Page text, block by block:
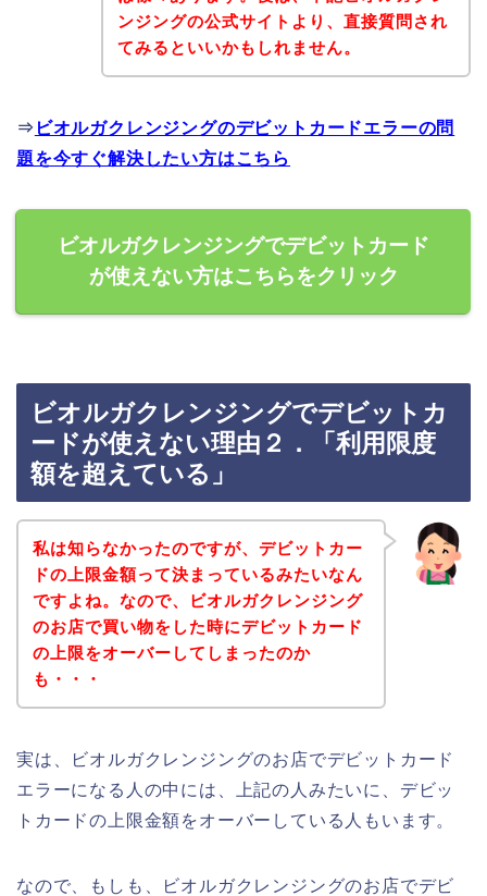
ンジングの公式サイトより、直接質問され
てみるといいかもしれません。
⇒ ビオルガクレンジングのデビットカードエラーの問
題を今すぐ解決したい方はこちら
ビオルガクレンジングでデビットカード
が使えない方はこちらをクリック
ビオルガクレンジングでデビットカ
ードが使えない理由２．「利用限度
額を超えている」
私は知らなかったのですが、デビットカー
ドの上限金額って決まっているみたいなん
ですよね。なので、ビオルガクレンジング
のお店で買い物をした時にデビットカード
の上限をオーバーしてしまったのか
も・・・
実は、ビオルガクレンジングのお店でデビットカード
エラーになる人の中には、上記の人みたいに、デビッ
トカードの上限金額をオーバーしている人もいます。
なので、もしも、ビオルガクレンジングのお店でデビ